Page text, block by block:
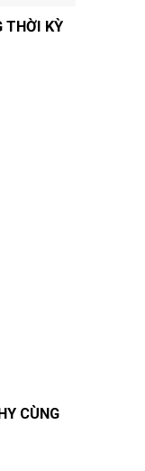
THỜI KỲ
CÙNG